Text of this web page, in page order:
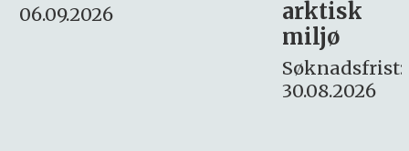
Søknadsfrist:
16. august.